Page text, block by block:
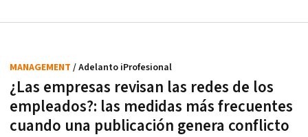
¿Las empresas revisan las redes de los
empleados?: las medidas más frecuentes
cuando una publicación genera conflicto
MANAGEMENT / Adelanto iProfesional